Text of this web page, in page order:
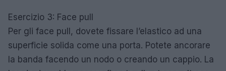
Esercizio 3: Face pull
Per gli face pull, dovete fissare l’elastico ad una
superficie solida come una porta. Potete ancorare
la banda facendo un nodo o creando un cappio. La